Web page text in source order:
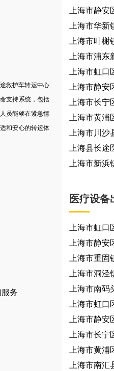
救护车转运中心
支持系统，包括
员能够在紧急情
和安心的转运体
务
务、个人出
上海市静
询服务
上海市华
上海市叶
长途120救
上海市浦
小时服务热
上海市虹
杂转运环
上海市静
否正规？救
上海市长
救车出租
上海市黄
各地都有车
上海市川
上海县长途
上海市新
医疗设备
上海市虹
服务、城际
上海市静
服务
上海市重
上海市洞
运非急救转
上海市南
构？大小
上海市虹
上海市静
频率是多
上海市长
人员资质如
上海市黄
护车出租
上海市南